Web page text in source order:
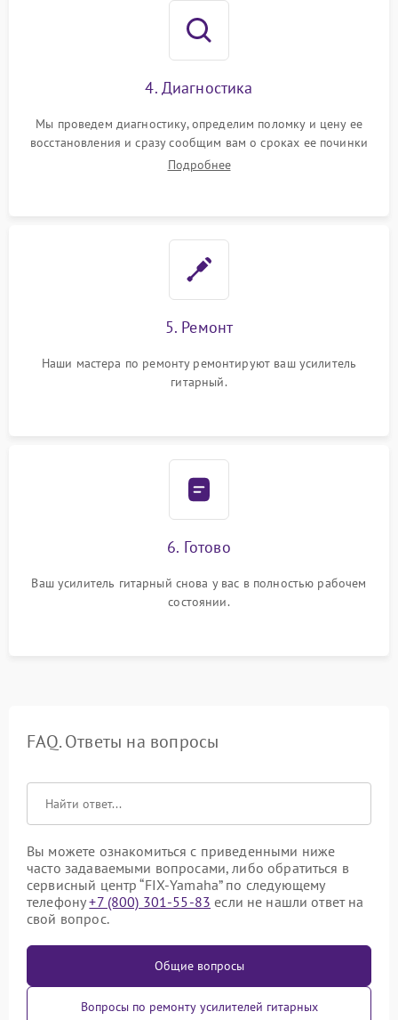
4. Диагностика
Мы проведем диагностику, определим поломку и цену ее
восстановления и сразу сообщим вам о сроках ее починки
Подробнее
5. Ремонт
Наши мастера по ремонту ремонтируют ваш усилитель
гитарный.
6. Готово
Ваш усилитель гитарный снова у вас в полностью рабочем
состоянии.
FAQ. Ответы на вопросы
Вы можете ознакомиться с приведенными ниже
часто задаваемыми вопросами, либо обратиться в
сервисный центр “FIX-Yamaha” по следующему
телефону+7 (800) 301-55-83 если не нашли ответ на
свой вопрос.
Общие вопросы
Вопросы по ремонту усилителей гитарных